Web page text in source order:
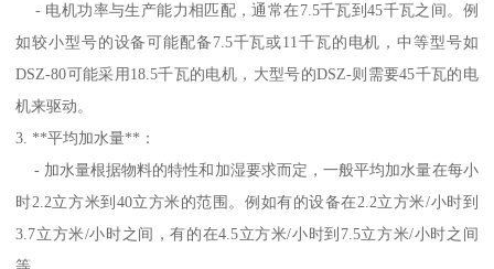
- 电机功率与生产能力相匹配，通常在7.5千瓦到45千瓦之间。例
如较小型号的设备可能配备7.5千瓦或11千瓦的电机，中等型号如
DSZ-80可能采用18.5千瓦的电机，大型号的DSZ-则需要45千瓦的电
机来驱动。
3. **平均加水量**：
- 加水量根据物料的特性和加湿要求而定，一般平均加水量在每小
时2.2立方米到40立方米的范围。例如有的设备在2.2立方米/小时到
3.7立方米/小时之间，有的在4.5立方米/小时到7.5立方米/小时之间